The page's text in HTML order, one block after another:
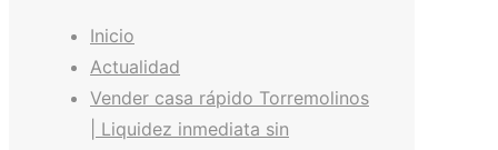
Inicio
Actualidad
Vender casa rápido Torremolinos
| Liquidez inmediata sin